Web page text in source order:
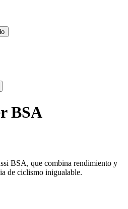
BSA
BSA, que combina rendimiento y
de ciclismo inigualable.